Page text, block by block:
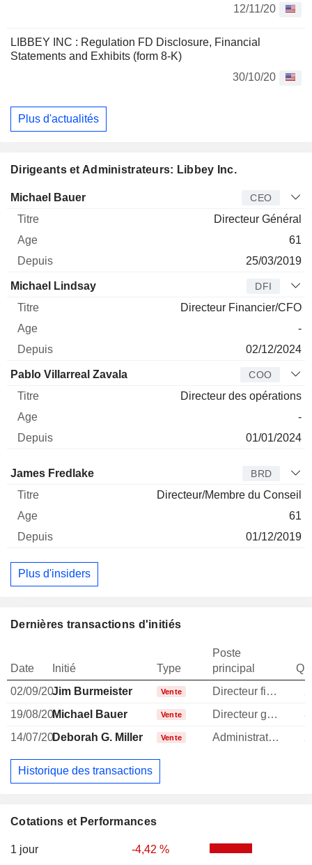
12/11/20
LIBBEY INC : Regulation FD Disclosure, Financial
Statements and Exhibits (form 8-K)
30/10/20
Plus d'actualités
Cotations et Performances
1 jour -4,42 %
Dirigeants et Administrateurs: Libbey Inc.
Dirigeant Titre
Michael Bauer CEO
Directeur Général
61
25/03/2019
Michael Lindsay DFI
Directeur Financier/CFO
-
02/12/2024
Pablo Villarreal Zavala COO
Directeur des opérations
-
01/01/2024
Administrateur Titre
James Fredlake BRD
Directeur/Membre du Conseil
61
01/12/2019
Plus d'insiders
Dernières transactions d'initiés
Date Initié Type
Poste
principal
02/09/20Jim Burmeister Vente Directeur financier
19/08/20Michael Bauer Vente Directeur general
14/07/20Deborah G. Miller Vente Administrateur
Historique des transactions